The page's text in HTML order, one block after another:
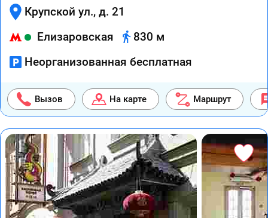
Крупской ул., д. 21
Елизаровская
830 м
Неорганизованная бесплатная
Вызов На карте Маршрут